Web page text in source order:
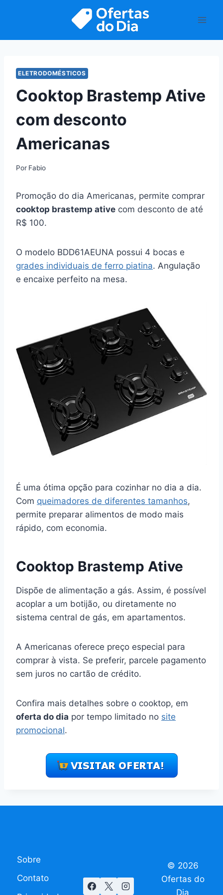
ELETRODOMÉSTICOS
Cooktop Brastemp Ative
com desconto
Americanas
Por Fabio
Promoção do dia Americanas, permite comprar
cooktop brastemp ative com desconto de até
R$ 100.
O modelo BDD61AEUNA possui 4 bocas e
grades individuais de ferro piatina. Angulação
e encaixe perfeito na mesa.
É uma ótima opção para cozinhar no dia a dia.
Com queimadores de diferentes tamanhos,
permite preparar alimentos de modo mais
rápido, com economia.
Cooktop Brastemp Ative
Dispõe de alimentação a gás. Assim, é possível
acoplar a um botijão, ou diretamente no
sistema central de gás, em apartamentos.
A Americanas oferece preço especial para
comprar à vista. Se preferir, parcele pagamento
sem juros no cartão de crédito.
Confira mais detalhes sobre o cooktop, em
oferta do dia por tempo limitado no site
promocional.
Sobre
Contato
© 2026
Ofertas do
Dia